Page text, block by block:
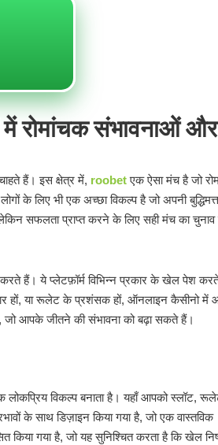
रोमांचक संभावनाओं और
हैं। इस क्षेत्र में, roobetएक ऐसा मंच है जो
लिए भी एक अच्छा विकल्प है जो अपनी
सफलता प्राप्त करने के लिए सही मंच का चुनाव
हैं। ये प्लेटफ़ॉर्म विभिन्न प्रकार के खेल पेश
हों, या रूलेट के प्रशंसक हों, ऑनलाइन कैसीनो में
आपके जीतने की संभावना को बढ़ा सकते हैं।
लोकप्रिय विकल्प बनाता है। यहाँ आपको स्लॉट,
के साथ डिज़ाइन किया गया है, जो एक वास्तविक
किया गया है, जो यह सुनिश्चित करता है कि खेल